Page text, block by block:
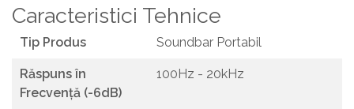
Caracteristici Tehnice
Tip Produs Soundbar Portabil
Răspuns în
Frecvență (-6dB)
100Hz - 20kHz